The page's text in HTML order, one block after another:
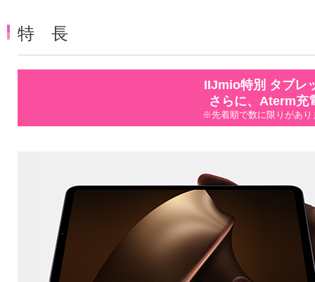
特 長
IIJmio特別 タブレ
さらに、Aterm充
※先着順で数に限りがあり